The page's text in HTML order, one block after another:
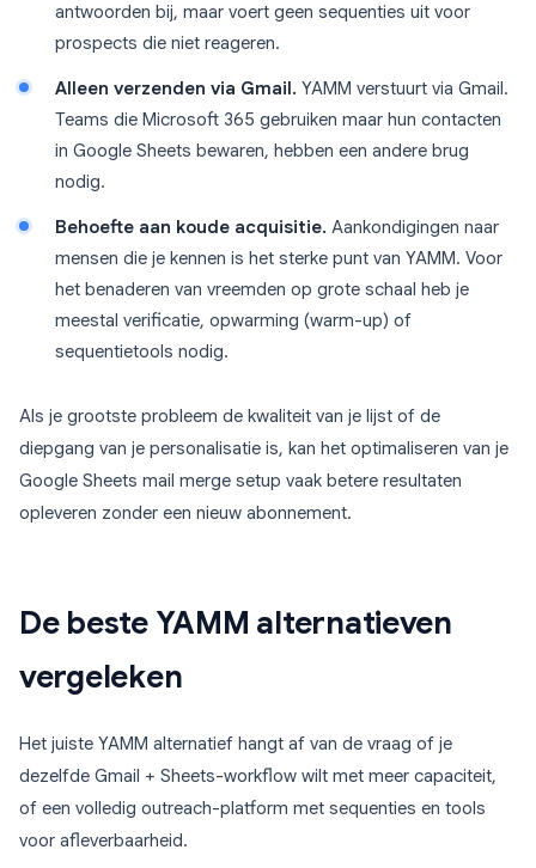
antwoorden bij, maar voert geen sequenties uit voor
prospects die niet reageren.
Alleen verzenden via Gmail. YAMM verstuurt via Gmail.
Teams die Microsoft 365 gebruiken maar hun contacten
in Google Sheets bewaren, hebben een andere brug
nodig.
Behoefte aan koude acquisitie. Aankondigingen naar
mensen die je kennen is het sterke punt van YAMM. Voor
het benaderen van vreemden op grote schaal heb je
meestal verificatie, opwarming (warm-up) of
sequentietools nodig.
Als je grootste probleem de kwaliteit van je lijst of de
diepgang van je personalisatie is, kan het optimaliseren van je
Google Sheets mail merge setup vaak betere resultaten
opleveren zonder een nieuw abonnement.
De beste YAMM alternatieven
vergeleken
Het juiste YAMM alternatief hangt af van de vraag of je
dezelfde Gmail + Sheets-workflow wilt met meer capaciteit,
of een volledig outreach-platform met sequenties en tools
voor afleverbaarheid.